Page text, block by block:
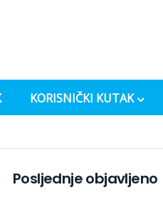
KORISNIČKI KUTAK
Posljednje objavljeno